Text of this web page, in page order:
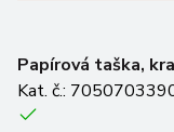
Papírová taška,
Kat. č.: